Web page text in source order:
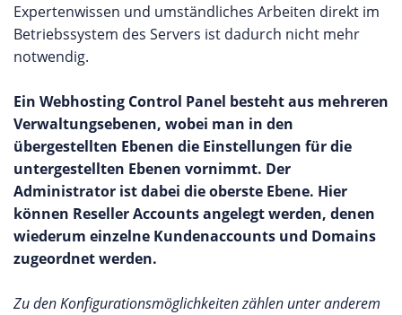
Expertenwissen und umständliches Arbeiten direkt im
Betriebssystem des Servers ist dadurch nicht mehr
notwendig.
Ein Webhosting Control Panel besteht aus mehreren
Verwaltungsebenen, wobei man in den
übergestellten Ebenen die Einstellungen für die
untergestellten Ebenen vornimmt. Der
Administrator ist dabei die oberste Ebene. Hier
können Reseller Accounts angelegt werden, denen
wiederum einzelne Kundenaccounts und Domains
zugeordnet werden.
Zu den Konfigurationsmöglichkeiten zählen unter anderem